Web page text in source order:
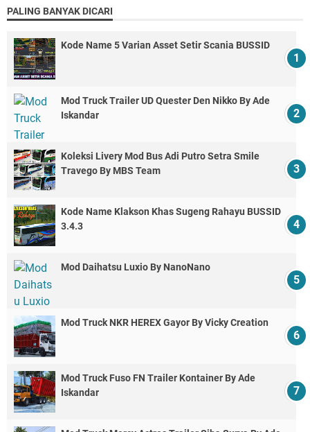
PALING BANYAK DICARI
Kode Name 5 Varian Asset Setir Scania BUSSID
Mod Truck Trailer UD Quester Den Nikko By Ade
Iskandar
Koleksi Livery Mod Bus Adi Putro Setra Smile
Travego By MBS Team
Kode Name Klakson Khas Sugeng Rahayu BUSSID
3.4.3
Mod Daihatsu Luxio By NanoNano
Mod Truck NKR HEREX Gayor By Vicky Creation
Mod Truck Fuso FN Trailer Kontainer By Ade
Iskandar